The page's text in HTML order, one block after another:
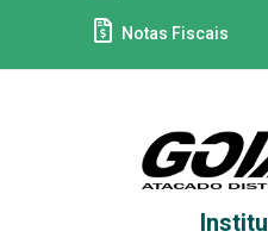
Notas Fiscais